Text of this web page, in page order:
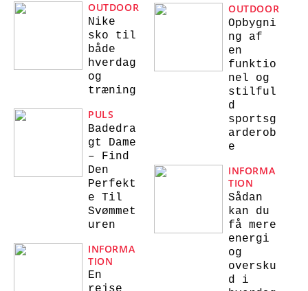
OUTDOOR
Nike
sko til
både
hverdag
og
træning
PULS
Badedra
gt Dame
– Find
Den
Perfekt
e Til
Svømmet
uren
INFORMA
TION
En
OUTDOOR
Opbygni
ng af
en
funktio
nel og
stilful
d
sportsg
arderob
e
INFORMA
TION
Sådan
kan du
få mere
energi
og
oversku
d i